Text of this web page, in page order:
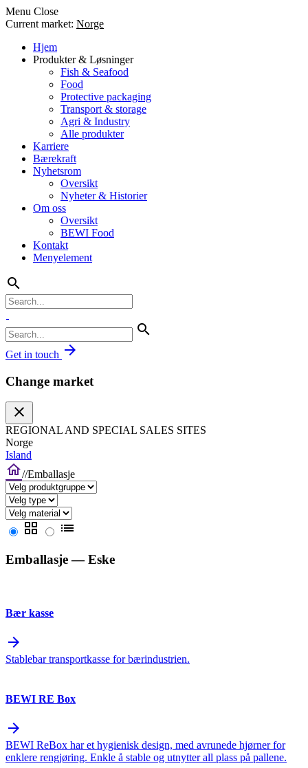
Menu Close
Current market: Norge
Hjem
Produkter & Løsninger
Fish & Seafood
Food
Protective packaging
Transport & storage
Agri & Industry
Alle produkter
Karriere
Bærekraft
Nyhetsrom
Oversikt
Nyheter & Historier
Om oss
Oversikt
BEWI Food
Kontakt
Menyelement
search
search
Get in touch arrow_forward
Change market
close
REGIONAL AND SPECIAL SALES SITES
Norge
Island
home//Emballasje
grid_view list
Emballasje— Eske
Bær kasse
arrow_forward
Stablebar transportkasse for bærindustrien.
BEWI RE Box
arrow_forward
BEWI ReBox har et hygienisk design, med avrunede hjørner for
enklere rengjøring. Enkle å stable og utnytter all plass på pallene.